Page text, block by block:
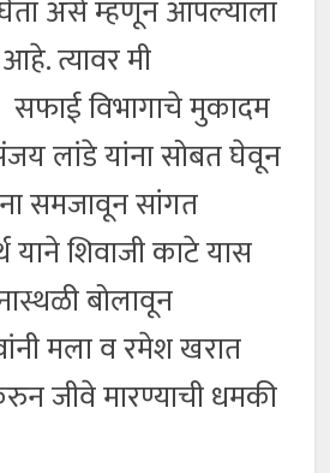
असे म्हणून आपल्याला
त्यावर मी
विभागाचे मुकादम
लांडे यांना सोबत घेवून
समजावून सांगत
याने शिवाजी काटे यास
बोलावून
मला व रमेश खरात
जीवे मारण्याची धमकी